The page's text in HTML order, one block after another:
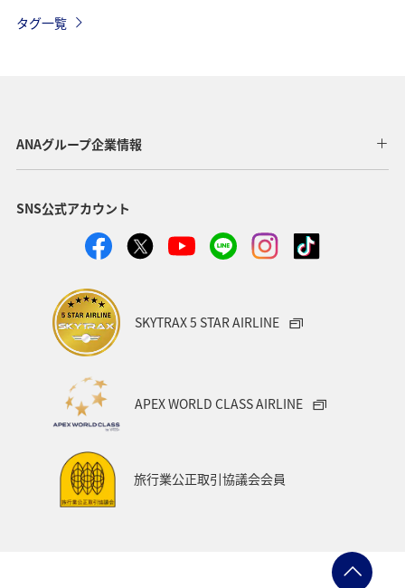
タグ一覧
ANAグループ企業情報
SNS公式アカウント
SKYTRAX 5 STAR AIRLINE
APEX WORLD CLASS AIRLINE
旅行業公正取引協議会会員